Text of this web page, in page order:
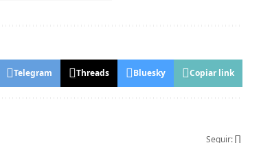
Telegram Threads Bluesky Copiar link
Seguir: